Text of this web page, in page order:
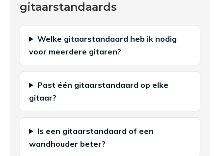
gitaarstandaards
Welke gitaarstandaard heb ik nodig
voor meerdere gitaren?
Past één gitaarstandaard op elke
gitaar?
Is een gitaarstandaard of een
wandhouder beter?